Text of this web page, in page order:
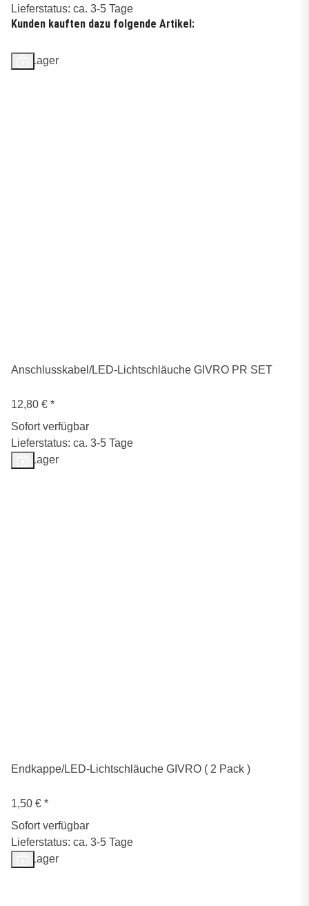
Lieferstatus: ca. 3-5 Tage
Kunden kauften dazu folgende Artikel:
Auf Lager
Anschlusskabel/LED-Lichtschläuche GIVRO PR SET
12,80 € *
Sofort verfügbar
Lieferstatus: ca. 3-5 Tage
Auf Lager
Endkappe/LED-Lichtschläuche GIVRO ( 2 Pack )
1,50 € *
Sofort verfügbar
Lieferstatus: ca. 3-5 Tage
Auf Lager